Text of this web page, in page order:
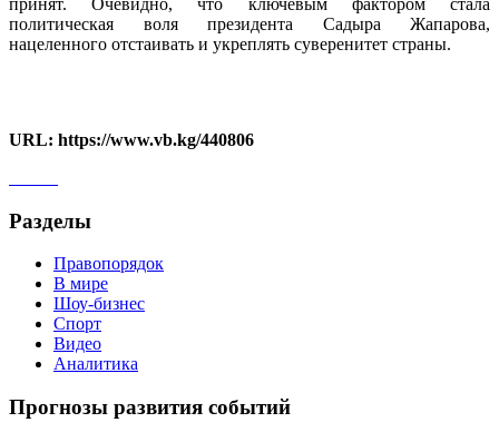
принят. Очевидно, что ключевым фактором стала
политическая воля президента Садыра Жапарова,
нацеленного отстаивать и укреплять суверенитет страны.
URL: https://www.vb.kg/440806
Разделы
Правопорядок
В мире
Шоу-бизнес
Спорт
Видео
Аналитика
Прогнозы развития событий